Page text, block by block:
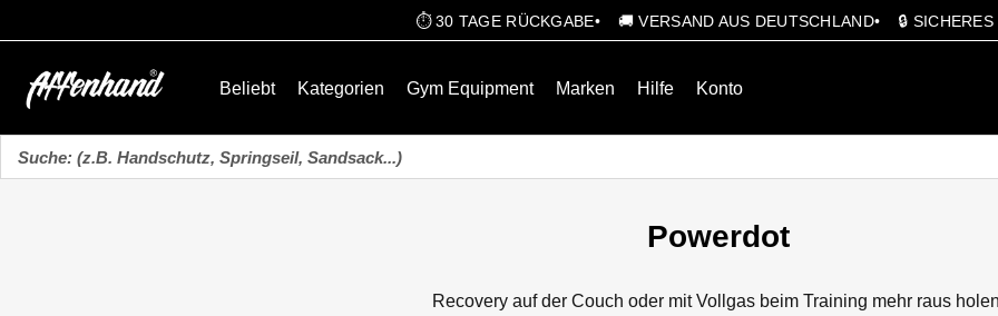
⏱️ 30 TAGE RÜCKGABE 🚚 VERSAND AUS DEUTSCHLAND 🔒
Beliebt Kategorien Gym Equipment Marken Hilfe Konto
Powerdot
Recovery auf der Couch oder mit Vollgas beim Training mehr raus